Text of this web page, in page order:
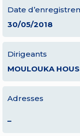
Date
30/05/2018
Dirigeants
MOULOUKA
Adresses
–